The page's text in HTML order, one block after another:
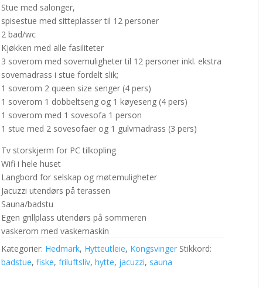
Stue med salonger,
spisestue med sitteplasser til 12 personer
2 bad/wc
Kjøkken med alle fasiliteter
3 soverom med sovemuligheter til 12 personer inkl. ekstra
sovemadrass i stue fordelt slik;
1 soverom 2 queen size senger (4 pers)
1 soverom 1 dobbeltseng og 1 køyeseng (4 pers)
1 soverom med 1 sovesofa 1 person
1 stue med 2 sovesofaer og 1 gulvmadrass (3 pers)
Tv storskjerm for PC tilkopling
Wifi i hele huset
Langbord for selskap og møtemuligheter
Jacuzzi utendørs på terassen
Sauna/badstu
Egen grillplass utendørs på sommeren
vaskerom med vaskemaskin
Kategorier: Hedmark, Hytteutleie, Kongsvinger Stikkord:
badstue,fiske,friluftsliv,hytte, jacuzzi, sauna